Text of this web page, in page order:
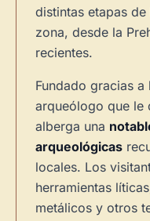
distintas etapas
zona, desde la
recientes.
Fundado gracias
arqueólogo que le
alberga una
arqueológicas
locales. Los
herramientas
metálicos y otros